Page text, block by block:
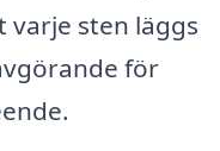
sten läggs
för